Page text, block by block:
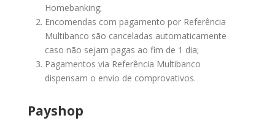
Homebanking;
Encomendas com pagamento por Referência
Multibanco são canceladas automaticamente
caso não sejam pagas ao fim de 1 dia;
Pagamentos via Referência Multibanco
dispensam o envio de comprovativos.
Payshop